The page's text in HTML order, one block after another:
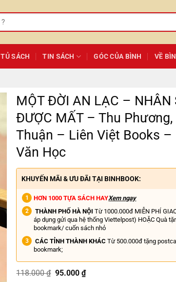
TỦ SÁCH TIN SÁCH GÓC CỦA BÌNH VỀ
MỘT ĐỜI AN LẠC – NHÂN
ĐƯỢC MẤT – Thu
Thuận – Liên Việt Books –
Văn Học
KHUYẾN MÃI & ƯU ĐÃI TẠI BINHBOOK:
HƠN 1000 TỰA SÁCH HAYXem ngay
THÀNH PHỐ HÀ NỘI Từ 1000.000đ MIỄN PHÍ
áp dụng gửi qua hệ thống Viettelpost) HOẶC Quà
bookmark/ cuốn sách nhỏ
CÁC TỈNH THÀNH KHÁC Từ 500.000đ tặng
bookmark;
118.000₫ Giá
95.000₫Giá